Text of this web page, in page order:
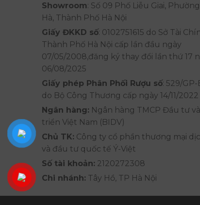
Showroom: Số 09 Phố Liễu Giai,
Hà, Thành Phố Hà Nội
Giấy ĐKKD số: 0102751615 do Sở Tài
Thành Phố Hà Nội cấp lần đầu ngày
07/05/2008,đăng ký thay đổi lần thứ 17
06/08/2025
Giấy phép Phân Phối Rượu số: 529/GP-
do Bộ Công Thương cấp ngày 14/11/2022
Ngân hàng: Ngân hàng TMCP Đầu tư
triển Việt Nam (BIDV)
Chủ TK: Công ty cổ phần thương mại
và đầu tư quốc tế Ý-Việt
Số tài khoản: 2120272308
Chi nhánh: Tây Hồ, TP Hà Nội